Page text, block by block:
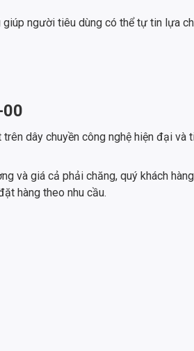
người tiêu dùng có thể tự tin lựa
00
dây chuyền công nghệ hiện đại
và giá cả phải chăng, quý khách
hàng theo nhu cầu.